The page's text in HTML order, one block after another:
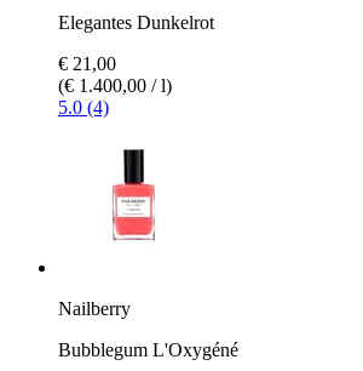
Elegantes Dunkelrot
€ 21,00
(€ 1.400,00 / l)
5.0 (4)
Nailberry
Bubblegum L'Oxygéné